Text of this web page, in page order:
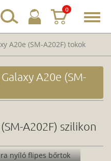
0
A20e (SM-A202F) tokok
A20e (SM-
A202F) szilikon
nyíló flipes bőrtok